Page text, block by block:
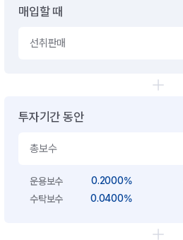
매입할 때
선취판매
투자기간 동안
총보수
운용보수 0.2000%
수탁보수
0.0400%